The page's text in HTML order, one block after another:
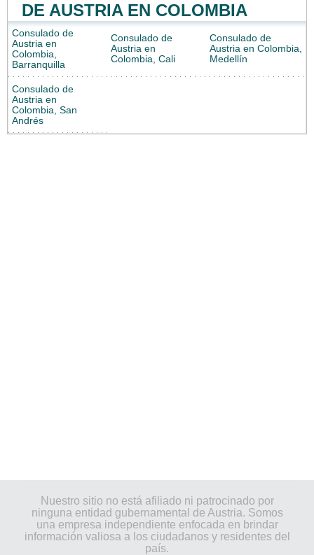
DE AUSTRIA EN COLOMBIA
Consulado de
Austria en
Colombia,
Barranquilla
Consulado de
Austria en
Colombia, Cali
Consulado de
Austria en Colombia,
Medellín
Consulado de
Austria en
Colombia, San
Andrés
Nuestro sitio no está afiliado ni patrocinado por
ninguna entidad gubernamental de Austria. Somos
una empresa independiente enfocada en brindar
información valiosa a los ciudadanos y residentes del
país.